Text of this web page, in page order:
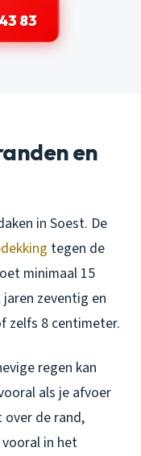
83
en
in Soest. De
tegen de
minimaal 15
zeventig en
zelfs 8 centimeter.
regen kan
als je afvoer
de rand,
in het